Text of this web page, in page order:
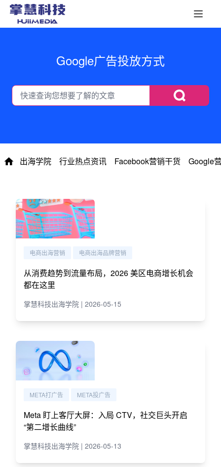
Google广告投放方式
出海学院 行业热点资讯 Facebook营销干货 Google
电商出海营销 电商出海品牌营销
从消费趋势到流量布局，2026 美区电商增长机会
都在这里
掌慧科技出海学院 | 2026-05-15
META打广告 META投广告
Meta 盯上客厅大屏：入局 CTV，社交巨头开启
“第二增长曲线”
掌慧科技出海学院 | 2026-05-13